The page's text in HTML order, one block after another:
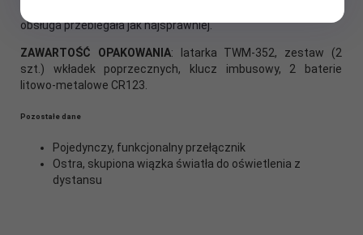
litowo-metalowe CR123. Wszystko po to, by instalacja i
obsługa przebiegała jak najsprawniej.
ZAWARTOŚĆ OPAKOWANIA: latarka TWM-352, zestaw (2
szt.) wkładek poprzecznych, klucz imbusowy, 2 baterie
litowo-metalowe CR123.
Pozostałe dane
Pojedynczy, funkcjonalny przełącznik
Ostra, skupiona wiązka światła do oświetlenia z
dystansu